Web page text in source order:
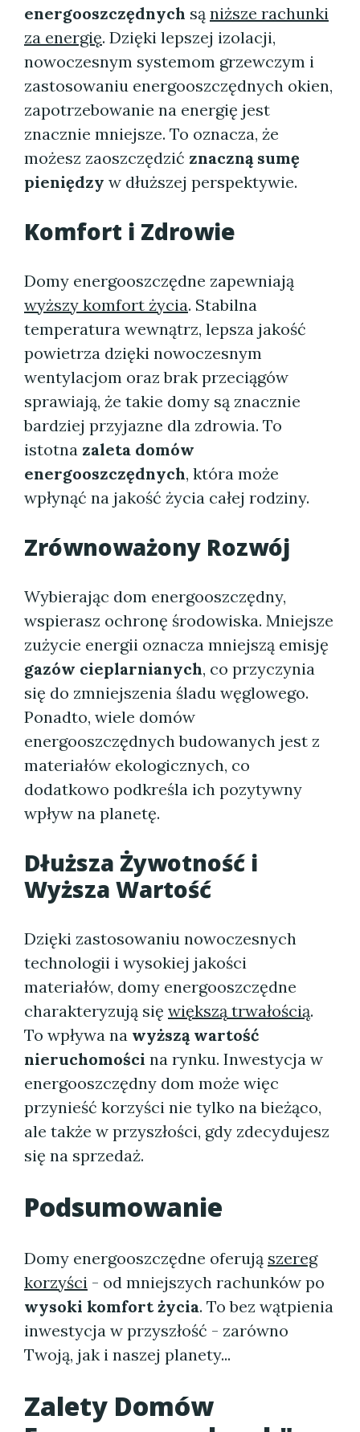
energooszczędnych są niższe rachunki
za energię. Dzięki lepszej izolacji,
nowoczesnym systemom grzewczym i
zastosowaniu energooszczędnych okien,
zapotrzebowanie na energię jest
znacznie mniejsze. To oznacza, że
możesz zaoszczędzić znaczną sumę
pieniędzy w dłuższej perspektywie.
Komfort i Zdrowie
Domy energooszczędne zapewniają
wyższy komfort życia. Stabilna
temperatura wewnątrz, lepsza jakość
powietrza dzięki nowoczesnym
wentylacjom oraz brak przeciągów
sprawiają, że takie domy są znacznie
bardziej przyjazne dla zdrowia. To
istotna zaleta domów
energooszczędnych, która może
wpłynąć na jakość życia całej rodziny.
Zrównoważony Rozwój
Wybierając dom energooszczędny,
wspierasz ochronę środowiska. Mniejsze
zużycie energii oznacza mniejszą emisję
gazów cieplarnianych, co przyczynia
się do zmniejszenia śladu węglowego.
Ponadto, wiele domów
energooszczędnych budowanych jest z
materiałów ekologicznych, co
dodatkowo podkreśla ich pozytywny
wpływ na planetę.
Dłuższa Żywotność i
Wyższa Wartość
Dzięki zastosowaniu nowoczesnych
technologii i wysokiej jakości
materiałów, domy energooszczędne
charakteryzują się większą trwałością.
To wpływa na wyższą wartość
nieruchomości na rynku. Inwestycja w
energooszczędny dom może więc
przynieść korzyści nie tylko na bieżąco,
ale także w przyszłości, gdy zdecydujesz
się na sprzedaż.
Podsumowanie
Domy energooszczędne oferują szereg
korzyści - od mniejszych rachunków po
wysoki komfort życia. To bez wątpienia
inwestycja w przyszłość - zarówno
Twoją, jak i naszej planety...
Zalety Domów